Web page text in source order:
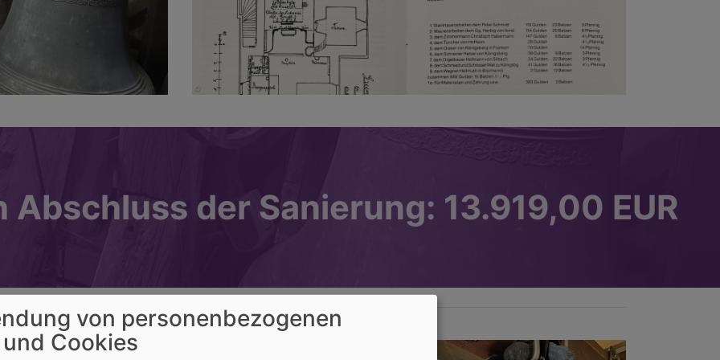
der Sanierung: 13.919,00 EUR
Burgpreppacher Glocken
von personenbezogenen
Cookies